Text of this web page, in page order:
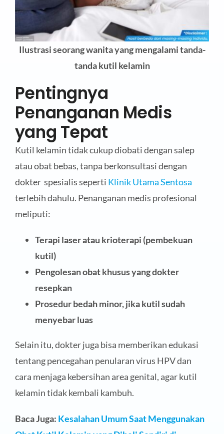
Ilustrasi seorang wanita yang mengalami tanda-
tanda kutil kelamin
Pentingnya
Penanganan Medis
yang Tepat
Kutil kelamin tidak cukup diobati dengan salep
atau obat bebas, tanpa berkonsultasi dengan
dokter spesialis seperti Klinik Utama Sentosa
terlebih dahulu. Penanganan medis profesional
meliputi:
Terapi laser atau krioterapi (pembekuan
kutil)
Pengolesan obat khusus yang dokter
resepkan
Prosedur bedah minor, jika kutil sudah
menyebar luas
Selain itu, dokter juga bisa memberikan edukasi
tentang pencegahan penularan virus HPV dan
cara menjaga kebersihan area genital, agar kutil
kelamin tidak kembali kambuh.
Baca Juga: Kesalahan Umum Saat Menggunakan